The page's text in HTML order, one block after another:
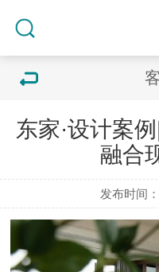
东家·设计案
融合
发布时间